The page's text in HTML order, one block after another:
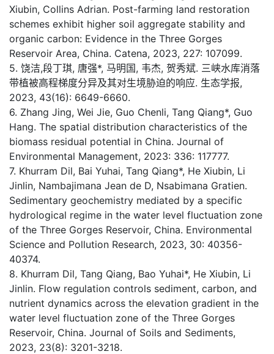
Xiubin, Collins Adrian. Post-farming land restoration
schemes exhibit higher soil aggregate stability and
organic carbon: Evidence in the Three Gorges
Reservoir Area, China. Catena, 2023, 227: 107099.
5. 饶洁,段丁琪, 唐强*, 马明国, 韦杰, 贺秀斌. 三峡水库消落
带植被高程梯度分异及其对生境胁迫的响应. 生态学报,
2023, 43(16): 6649-6660.
6. Zhang Jing, Wei Jie, Guo Chenli, Tang Qiang*, Guo
Hang. The spatial distribution characteristics of the
biomass residual potential in China. Journal of
Environmental Management, 2023: 336: 117777.
7. Khurram Dil, Bai Yuhai, Tang Qiang*, He Xiubin, Li
Jinlin, Nambajimana Jean de D, Nsabimana Gratien.
Sedimentary geochemistry mediated by a specific
hydrological regime in the water level fluctuation zone
of the Three Gorges Reservoir, China. Environmental
Science and Pollution Research, 2023, 30: 40356-
40374.
8. Khurram Dil, Tang Qiang, Bao Yuhai*, He Xiubin, Li
Jinlin. Flow regulation controls sediment, carbon, and
nutrient dynamics across the elevation gradient in the
water level fluctuation zone of the Three Gorges
Reservoir, China. Journal of Soils and Sediments,
2023, 23(8): 3201-3218.